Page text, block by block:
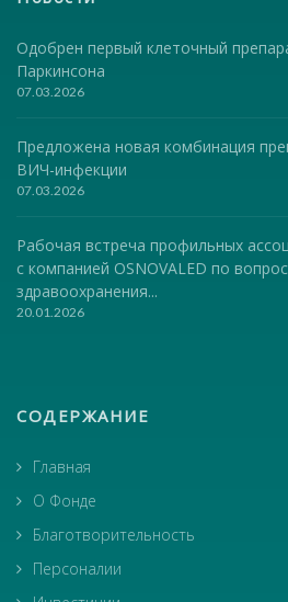
Одобрен первый клеточный
Паркинсона
07.03.2026
Предложена новая комбинация
ВИЧ-инфекции
07.03.2026
Рабочая встреча профильных
с компанией OSNOVALED по
здравоохранения...
20.01.2026
СОДЕРЖАНИЕ
Главная
О Фонде
Благотворительность
Персоналии